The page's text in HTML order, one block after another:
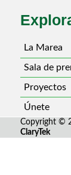
La Marea
Sala de
Proyectos
Únete
Copyright ©
ClaryTek